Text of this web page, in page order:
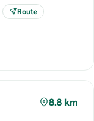
Route
8.8 km